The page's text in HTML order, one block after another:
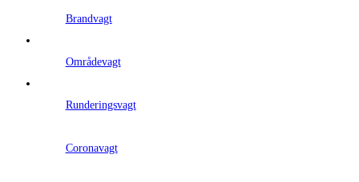
Brandvagt
Områdevagt
Runderingsvagt
Coronavagt